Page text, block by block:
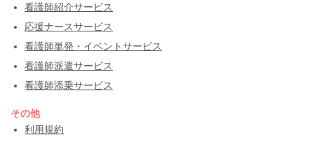
看護師紹介サービス
応援ナースサービス
看護師単発・イベントサービス
看護師派遣サービス
看護師添乗サービス
その他
利用規約